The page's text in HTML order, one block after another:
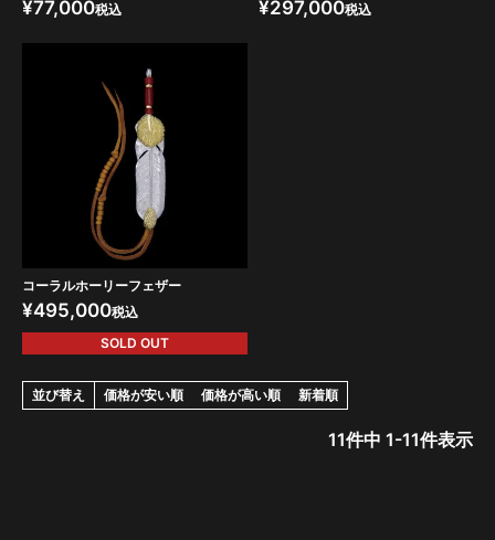
¥77,000税込 ¥297,000税込
コーラルホーリーフェザー
¥495,000税込
SOLD OUT
並び替え 価格が安い順 価格が高い順 新着順
11件中 1-11件表示